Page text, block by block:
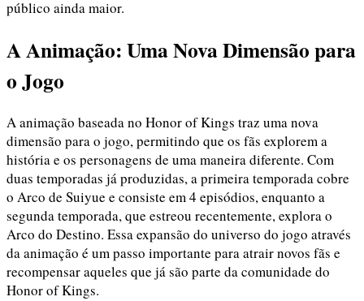
público ainda maior.
A Animação: Uma Nova Dimensão para
o Jogo
A animação baseada no Honor of Kings traz uma nova
dimensão para o jogo, permitindo que os fãs explorem a
história e os personagens de uma maneira diferente. Com
duas temporadas já produzidas, a primeira temporada cobre
o Arco de Suiyue e consiste em 4 episódios, enquanto a
segunda temporada, que estreou recentemente, explora o
Arco do Destino. Essa expansão do universo do jogo através
da animação é um passo importante para atrair novos fãs e
recompensar aqueles que já são parte da comunidade do
Honor of Kings.